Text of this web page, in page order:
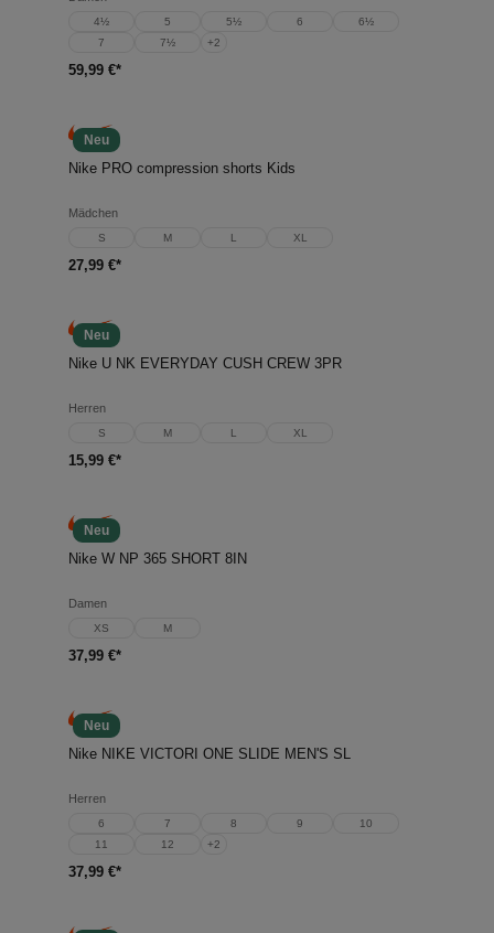
4½ 5 5½ 6
6½
7
7½ +2
59,99 €*
Neu
Nike PRO compression shorts Kids
Mädchen
S M L XL
27,99 €*
Neu
Nike U NK EVERYDAY CUSH CREW 3PR
Herren
S M L XL
15,99 €*
Neu
Nike W NP 365 SHORT 8IN
Damen
XS M
37,99 €*
Neu
Nike NIKE VICTORI ONE SLIDE MEN'S SL
Herren
6 7 8 9
10
11
12 +2
37,99 €*